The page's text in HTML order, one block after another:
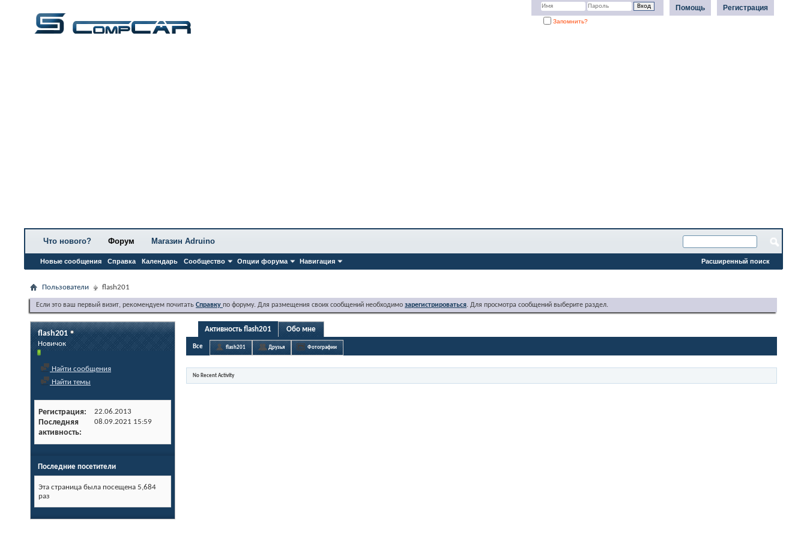
Регистрация
Помощь
Запомнить?
Что нового? Форум
Новые сообщения Справка Календарь Сообщество Опции форума Навигация
Магазин Adruino
Расширенный поиск
Пользователи flash201
Если это ваш первый визит, рекомендуем почитать Справку по форуму. Для размещения своих сообщений необходимо зарегистрироваться. Для просмотра сообщений выберите раздел.
flash201
Новичок
Найти сообщения
Найти темы
Регистрация 22.06.2013
Последняя
активность
08.09.2021 15:59
Последние посетители
Эта страница была посещена 5,684
раз
Активность flash201 Обо мне
Все flash201 Друзья Фотографии
No Recent Activity